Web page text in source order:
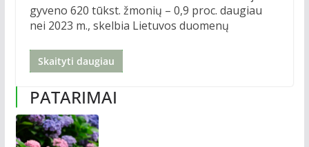
gyveno 620 tūkst. žmonių – 0,9 proc. daugiau
nei 2023 m., skelbia Lietuvos duomenų
Skaityti daugiau
PATARIMAI